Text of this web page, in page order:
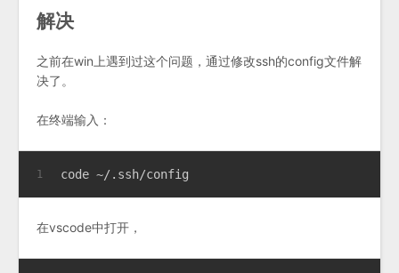
解决
之前在win上遇到过这个问题，通过修改ssh的config文件解
决了。
在终端输入：
1 code ~/.ssh/config
在vscode中打开，